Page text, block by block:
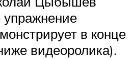
упражнение
в конце
видеоролика).